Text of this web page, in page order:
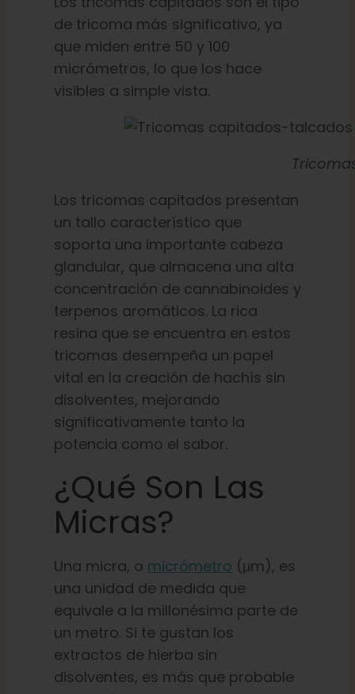
de tricoma más significativo, ya
que miden entre 50 y 100
micrómetros, lo que los hace
visibles a simple vista.
Los tricomas capitados presentan
un tallo característico que
soporta una importante cabeza
glandular, que almacena una alta
concentración de cannabinoides y
terpenos aromáticos. La rica
resina que se encuentra en estos
tricomas desempeña un papel
vital en la creación de hachís sin
disolventes, mejorando
significativamente tanto la
potencia como el sabor.
¿Qué Son Las
Micras?
Una micra, o micrómetro (μm), es
una unidad de medida que
equivale a la millonésima parte de
un metro. Si te gustan los
extractos de hierba sin
disolventes, es más que probable